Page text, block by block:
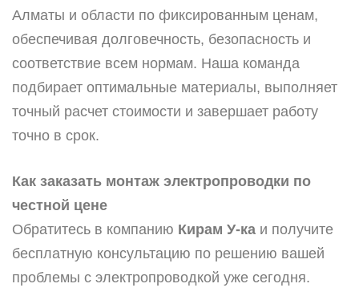
Алматы и области по фиксированным ценам,
обеспечивая долговечность, безопасность и
соответствие всем нормам. Наша команда
подбирает оптимальные материалы, выполняет
точный расчет стоимости и завершает работу
точно в срок.
Как заказать монтаж электропроводки по
честной цене
Обратитесь в компанию Кирам У-ка и получите
бесплатную консультацию по решению вашей
проблемы с электропроводкой уже сегодня.